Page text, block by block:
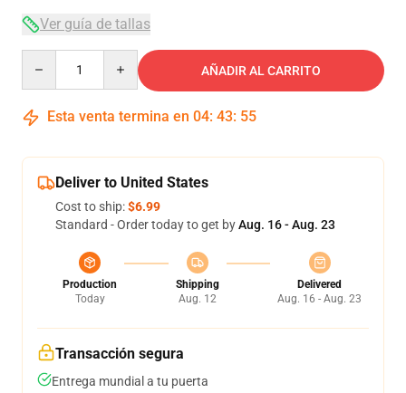
Ver guía de tallas
AÑADIR AL CARRITO
Esta venta termina en 04: 43: 54
Deliver to United States
Cost to ship:$6.99
Standard - Order today to get byAug. 16 - Aug. 23
Production
Today
Shipping
Aug. 12
Delivered
Aug. 16 - Aug. 23
Transacción segura
Entrega mundial a tu puerta